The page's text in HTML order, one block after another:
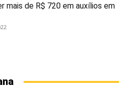
mais de R$ 720 em auxílios em